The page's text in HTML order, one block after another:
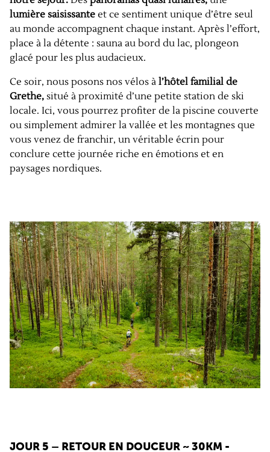
lumière saisissante et ce sentiment unique d’être seul
au monde accompagnent chaque instant. Après l’effort,
place à la détente : sauna au bord du lac, plongeon
glacé pour les plus audacieux.
Ce soir, nous posons nos vélos à l’hôtel familial de
Grethe, situé à proximité d’une petite station de ski
locale. Ici, vous pourrez profiter de la piscine couverte
ou simplement admirer la vallée et les montagnes que
vous venez de franchir, un véritable écrin pour
conclure cette journée riche en émotions et en
paysages nordiques.
JOUR 5 – RETOUR EN DOUCEUR ~ 30KM -